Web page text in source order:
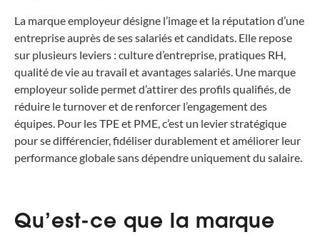
La marque employeur désigne l’image et la réputation d’une
entreprise auprès de ses salariés et candidats. Elle repose
sur plusieurs leviers : culture d’entreprise, pratiques RH,
qualité de vie au travail et avantages salariés. Une marque
employeur solide permet d’attirer des profils qualifiés, de
réduire le turnover et de renforcer l’engagement des
équipes. Pour les TPE et PME, c’est un levier stratégique
pour se différencier, fidéliser durablement et améliorer leur
performance globale sans dépendre uniquement du salaire.
Qu’est-ce que la marque